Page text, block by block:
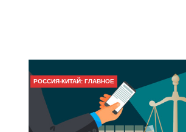
РОССИЯ-КИТАЙ: ГЛАВНОЕ